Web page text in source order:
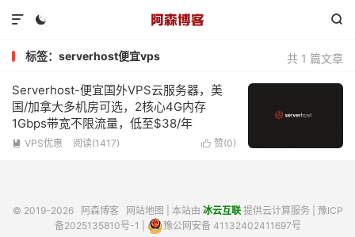
 

共 1 篇文章
标签：serverhost便宜vps
Serverhost-便宜国外VPS云服务器，美
国/加拿大多机房可选，2核心4G内存
1Gbps带宽不限流量，低至$38/年
 赞(0)
 VPS优惠 阅读(1417)
© 2019-2026 阿森博客 网站地图 | 本站由 冰云互联提供云计算服务 | 豫ICP
备2025135810号-1
豫公网安备 41132402411697号